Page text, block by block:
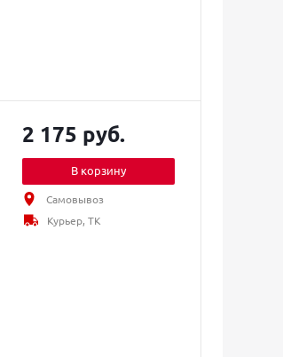
2 175 руб.
В корзину
Самовывоз
Курьер, ТК